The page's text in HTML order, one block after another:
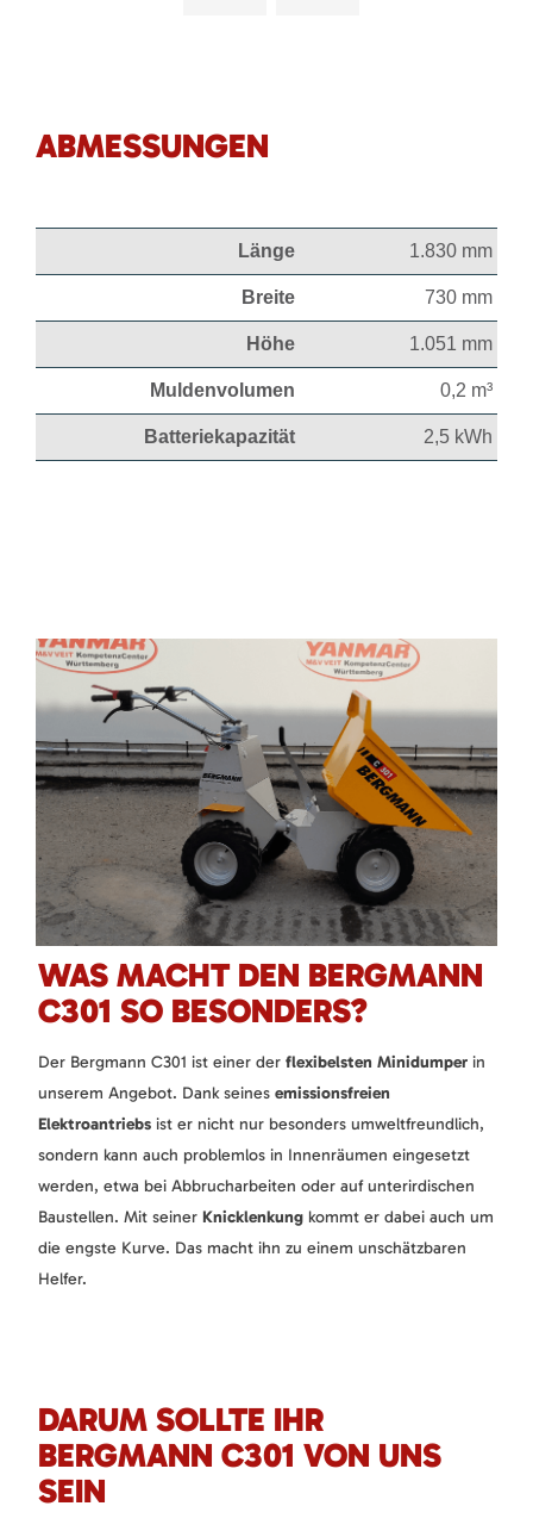
ABMESSUNGEN
Länge 1.830 mm
Breite 730 mm
Höhe 1.051 mm
Muldenvolumen 0,2 m³
Batteriekapazität 2,5 kWh
WAS MACHT DEN BERGMANN
C301 SO BESONDERS?
Der Bergmann C301 ist einer der flexibelsten Minidumper in
unserem Angebot. Dank seines emissionsfreien
Elektroantriebs ist er nicht nur besonders umweltfreundlich,
sondern kann auch problemlos in Innenräumen eingesetzt
werden, etwa bei Abbrucharbeiten oder auf unterirdischen
Baustellen. Mit seiner Knicklenkung kommt er dabei auch um
die engste Kurve. Das macht ihn zu einem unschätzbaren
Helfer.
DARUM SOLLTE IHR
BERGMANN C301 VON UNS
SEIN